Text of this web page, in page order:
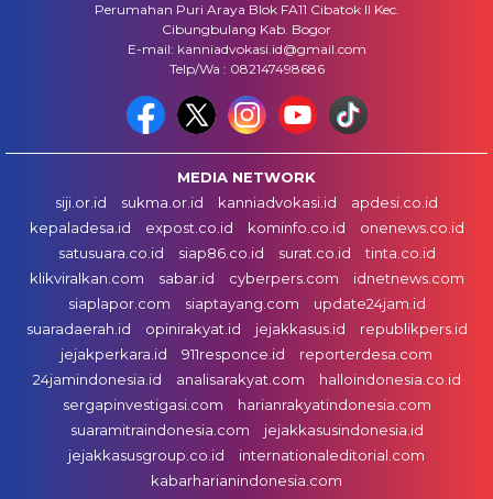
Perumahan Puri Araya Blok FA11 Cibatok II Kec.
Cibungbulang Kab. Bogor
E-mail: kanniadvokasi.id@gmail.com
Telp/Wa : 082147498686
MEDIA NETWORK
siji.or.id
sukma.or.id kanniadvokasi.id
apdesi.co.id
kepaladesa.id
expost.co.id kominfo.co.id
onenews.co.id
satusuara.co.id
siap86.co.id surat.co.id
tinta.co.id
klikviralkan.com
sabar.id cyberpers.com
idnetnews.com
siaplapor.com
siaptayang.com
update24jam.id
suaradaerah.id
opinirakyat.id jejakkasus.id
republikpers.id
jejakperkara.id
911responce.id
reporterdesa.com
24jamindonesia.id
analisarakyat.com
halloindonesia.co.id
sergapinvestigasi.com
harianrakyatindonesia.com
suaramitraindonesia.com
jejakkasusindonesia.id
jejakkasusgroup.co.id
internationaleditorial.com
kabarharianindonesia.com